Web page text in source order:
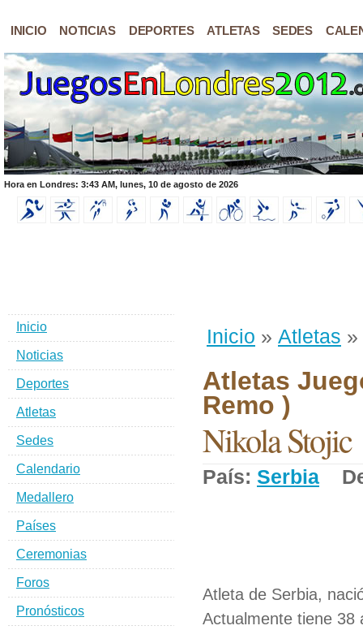
INICIO NOTICIAS DEPORTES ATLETAS SEDES
Hora en Londres: 3:43 AM, lunes, 10 de agosto de 2026
Inicio » Atletas
Atletas
Remo )
Nikola Stojic
País: Serbia
Atleta de Serbia,
Actualmente tiene 38
Inicio
Noticias
Deportes
Atletas
Sedes
Calendario
Medallero
Países
Ceremonias
Foros
Pronósticos